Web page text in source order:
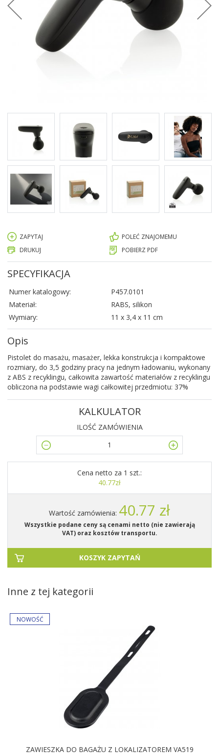
ZAPYTAJ
POLEĆ ZNAJOMEMU
DRUKUJ
POBIERZ PDF
SPECYFIKACJA
Numer katalogowy:
P457.0101
Materiał:
RABS, silikon
Wymiary:
11 x 3,4 x 11 cm
Opis
Pistolet do masażu, masażer, lekka konstrukcja i kompaktowe
rozmiary, do 3,5 godziny pracy na jednym ładowaniu, wykonany
z ABS z recyklingu, całkowita zawartość materiałów z recyklingu
obliczona na podstawie wagi całkowitej przedmiotu: 37%
KALKULATOR
ILOŚĆ ZAMÓWIENIA
Cena netto za 1 szt.:
40.77zł
Wartość zamówienia: 40.77 zł
Wszystkie podane ceny są cenami netto (nie zawierają
VAT) oraz kosztów transportu.
KOSZYK ZAPYTAŃ
Inne z tej kategorii
ZAWIESZKA DO BAGAŻU Z LOKALIZATOREM VA519